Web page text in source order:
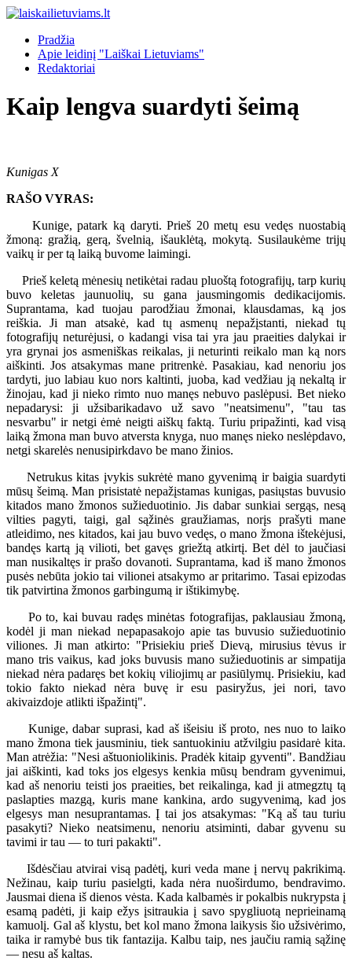
Pradžia
Apie leidinį "Laiškai Lietuviams"
Redaktoriai
Kaip lengva suardyti šeimą
Kunigas X
RAŠO VYRAS:
Kunige, patark ką daryti. Prieš 20 metų esu vedęs nuostabią
žmoną: gražią, gerą, švelnią, išauklėtą, mokytą. Susilaukėme trijų
vaikų ir per tą laiką buvome laimingi.
Prieš keletą mėnesių netikėtai radau pluoštą fotografijų, tarp kurių
buvo keletas jaunuolių, su gana jausmingomis dedikacijomis.
Suprantama, kad tuojau parodžiau žmonai, klausdamas, ką jos
reiškia. Ji man atsakė, kad tų asmenų nepažįstanti, niekad tų
fotografijų neturėjusi, o kadangi visa tai yra jau praeities dalykai ir
yra grynai jos asmeniškas reikalas, ji neturinti reikalo man ką nors
aiškinti. Jos atsakymas mane pritrenkė. Pasakiau, kad nenoriu jos
tardyti, juo labiau kuo nors kaltinti, juoba, kad vedžiau ją nekaltą ir
žinojau, kad ji nieko rimto nuo manęs nebuvo paslėpusi. Bet nieko
nepadarysi: ji užsibarikadavo už savo "neatsimenu", "tau tas
nesvarbu" ir netgi ėmė neigti aiškų faktą. Turiu pripažinti, kad visą
laiką žmona man buvo atversta knyga, nuo manęs nieko neslėpdavo,
netgi skarelės nenusipirkdavo be mano žinios.
Netrukus kitas įvykis sukrėtė mano gyvenimą ir baigia suardyti
mūsų šeimą. Man prisistatė nepažįstamas kunigas, pasiųstas buvusio
kitados mano žmonos sužieduotinio. Jis dabar sunkiai sergąs, nesą
vilties pagyti, taigi, gal sąžinės graužiamas, norįs prašyti mane
atleidimo, nes kitados, kai jau buvo vedęs, o mano žmona ištekėjusi,
bandęs kartą ją vilioti, bet gavęs griežtą atkirtį. Bet dėl to jaučiasi
man nusikaltęs ir prašo dovanoti. Suprantama, kad iš mano žmonos
pusės nebūta jokio tai vilionei atsakymo ar pritarimo. Tasai epizodas
tik patvirtina žmonos garbingumą ir ištikimybę.
Po to, kai buvau radęs minėtas fotografijas, paklausiau žmoną,
kodėl ji man niekad nepapasakojo apie tas buvusio sužieduotinio
viliones. Ji man atkirto: "Prisiekiu prieš Dievą, mirusius tėvus ir
mano tris vaikus, kad joks buvusis mano sužieduotinis ar simpatija
niekad nėra padaręs bet kokių viliojimų ar pasiūlymų. Prisiekiu, kad
tokio fakto niekad nėra buvę ir esu pasiryžus, jei nori, tavo
akivaizdoje atlikti išpažintį".
Kunige, dabar suprasi, kad aš išeisiu iš proto, nes nuo to laiko
mano žmona tiek jausminiu, tiek santuokiniu atžvilgiu pasidarė kita.
Man atrėžia: "Nesi aštuoniolikinis. Pradėk kitaip gyventi". Bandžiau
jai aiškinti, kad toks jos elgesys kenkia mūsų bendram gyvenimui,
kad aš nenoriu teisti jos praeities, bet reikalinga, kad ji atmegztų tą
paslapties mazgą, kuris mane kankina, ardo sugyvenimą, kad jos
elgesys man nesuprantamas. Į tai jos atsakymas: "Ką aš tau turiu
pasakyti? Nieko neatsimenu, nenoriu atsiminti, dabar gyvenu su
tavimi ir tau — to turi pakakti".
Išdėsčiau atvirai visą padėtį, kuri veda mane į nervų pakrikimą.
Nežinau, kaip turiu pasielgti, kada nėra nuoširdumo, bendravimo.
Jausmai diena iš dienos vėsta. Kada kalbamės ir pokalbis nukrypsta į
esamą padėti, ji kaip ežys įsitraukia į savo spygliuotą neprieinamą
kamuolį. Gal aš klystu, bet kol mano žmona laikysis šio užsivėrimo,
taika ir ramybė bus tik fantazija. Kalbu taip, nes jaučiu ramią sąžinę
— nesu aš kaltas.